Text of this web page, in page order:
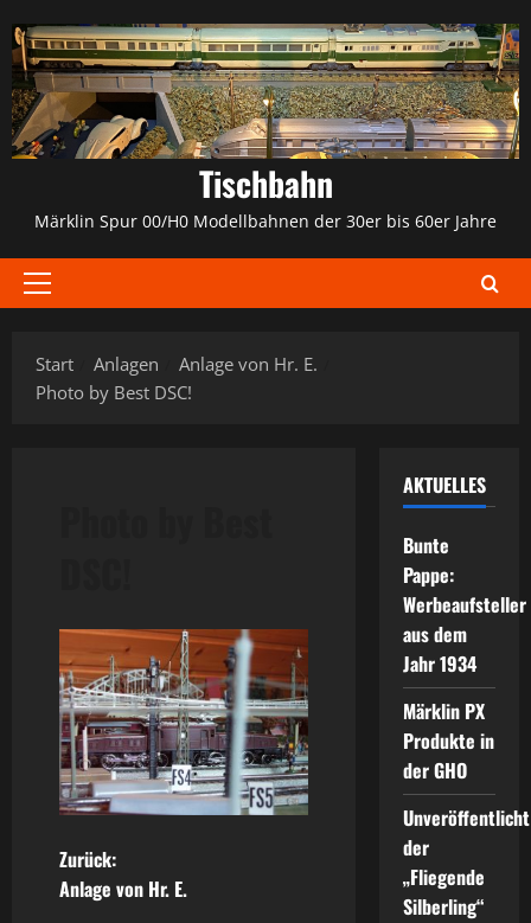
Inhalt
springen
Tischbahn
Märklin Spur 00/H0 Modellbahnen der 30er bis 60er Jahre
Primäres
Start
Anlagen
Anlage von Hr. E.
Photo by Best DSC!
B
Zurück:
Anlage von Hr. E.
AKTUELLES
Bunte
Pappe:
Werbeaufsteller
aus dem
Jahr 1934
Märklin PX
Produkte in
der GHO
der
„Fliegende
Silberling“